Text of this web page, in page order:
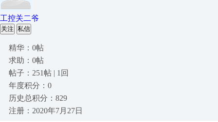
工控关二爷
关注 私信
精华：0帖
求助：0帖
帖子：251帖 | 1回
年度积分：0
历史总积分：829
注册：2020年7月27日